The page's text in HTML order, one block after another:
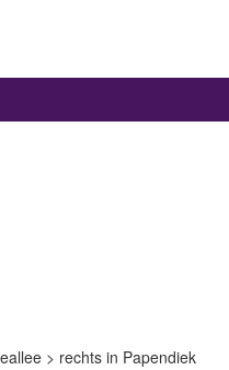
> rechts in Papendiek